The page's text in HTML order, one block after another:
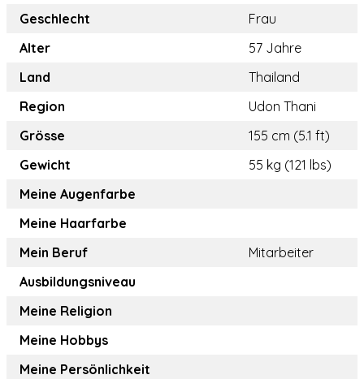
Geschlecht
Frau
Alter
57 Jahre
Land
Thailand
Region
Udon Thani
Grösse
155 cm (5.1 ft)
Gewicht
55 kg (121 lbs)
Meine Augenfarbe
Meine Haarfarbe
Mein Beruf
Mitarbeiter
Ausbildungsniveau
Meine Religion
Meine Hobbys
Meine Persönlichkeit